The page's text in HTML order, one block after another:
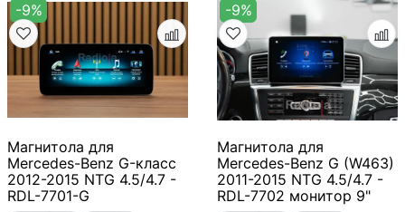
-9%
Магнитола для
Mercedes-Benz G-класс
2012-2015 NTG 4.5/4.7 -
RDL-7701-G
-9%
Магнитола для
Mercedes-Benz G (W463)
2011-2015 NTG 4.5/4.7 -
RDL-7702 монитор 9"